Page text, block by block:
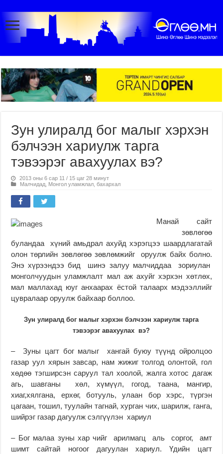
Зун улиралд бог малыг хэрхэн
бэлчээн хариулж тарга
тэвээрэг авахуулах вэ?
2013 оны 6 сар 11 / 15 цаг 28 минут
Малчидад Монгол уламжлал, бахархал
Манай сайт
зөвлөгөө
буландаа хүний амьдрал ахуйд хэрэгцээ шаардлагатай
олон төрлийн зөвлөгөө зөвлөмжийг оруулж байх болно.
Энэ хүрээндээ бид шинэ залуу малчиддаа зориулан
монголчуудын уламжлалт мал аж ахуйг хэрхэн хөтлөх,
мал маллахад юуг анхаарах ёстой талаарх мэдээллийг
цувралаар оруулж байхаар боллоо.
Зун улиралд бог малыг хэрхэн бэлчээн хариулж тарга
тэвээрэг авахуулах вэ?
– Зуны цагт бог малыг хангай буюу түүнд ойролцоо
газар уул хярын завсар, нам жижиг толгод олонтой, гол
хөдөө тэгширсэн саруул тал хоолой, жалга хотос дагаж
агь, шавганы хөл, хүмүүл, гогод, таана, мангир,
хиаг,хялгана, ерхөг, ботууль, улаан бор хэрс, түргэн
цагаан, тошил, туулайн тагнай, хурган чих, шарилж, ганга,
шийрэг газар дагуулж сэлгүүлэн хариул
– Бог малаа зуны хар чийг арилмагц аль соргог, амт
шимт сайтай ногоог дагуулан хариул. Үдийн цагт